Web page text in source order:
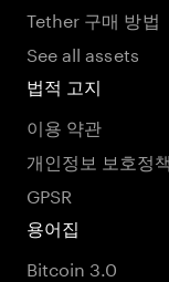
Tether 구매 방법
See all assets
법적 고지
이용 약관
개인정보 보호정책
GPSR
용어집
Bitcoin 3.0